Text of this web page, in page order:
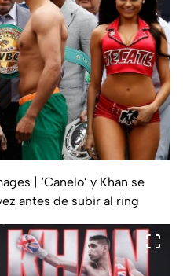
| ‘Canelo’ y Khan se
antes de subir al ring